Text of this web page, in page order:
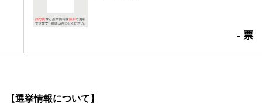
- 票
【選挙情報について】